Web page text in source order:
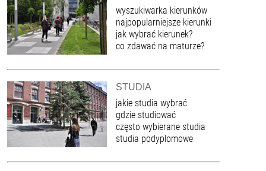
wyszukiwarka kierunków
najpopularniejsze kierunki
jak wybrać kierunek?
co zdawać na maturze?
STUDIA
jakie studia wybrać
gdzie studiować
często wybierane studia
studia podyplomowe